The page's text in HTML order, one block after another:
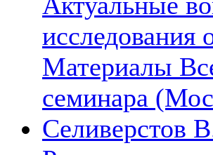
исследования
Материалы
семинара
Селиверстов